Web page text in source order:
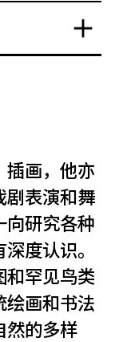
插画，他亦
剧表演和舞
向研究各种
度认识。
和罕见鸟类
绘画和书法
然的多样